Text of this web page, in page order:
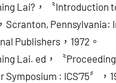
Lai?，〝Introduction
Scranton, Pennsylvania:
Publishers，1972。
Lai. ed，〝
Symposium : ICS’75〞，